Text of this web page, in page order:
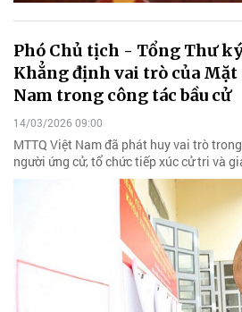
Phó Chủ tịch - Tổng Thư
Khẳng định vai trò của Mặt
Nam trong công tác bầu cử
14/03/2026 09:00
MTTQ Việt Nam đã phát huy vai trò
người ứng cử, tổ chức tiếp xúc cử tri và